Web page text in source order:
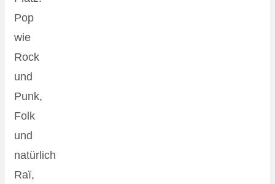
Pop
wie
Rock
und
Punk,
Folk
und
natürlich
Raï,